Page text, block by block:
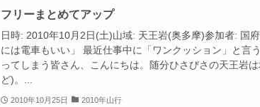
フリーまとめてアップ
日時: 2010年10月2日(土)山域: 天王岩(奥多摩)参加者: 国
には電車もいい」 最近仕事中に「ワンクッション」と言
ってしまう皆さん、こんにちは。随分ひさびさの天王岩
ど)。...
2010年10月25日 2010年山行